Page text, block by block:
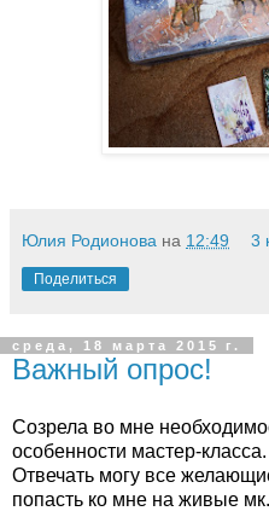
Юлия Родионова на 12:49 3
Поделиться
среда, 18 марта 2015 г.
Важный опрос!
Созрела во мне
особенности мастер-класса.
Отвечать могу все
попасть ко мне на живые мк.